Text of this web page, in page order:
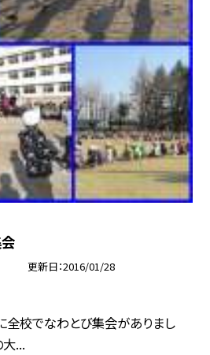
更新日 2016/01/28
全校でなわとび集会がありまし
...